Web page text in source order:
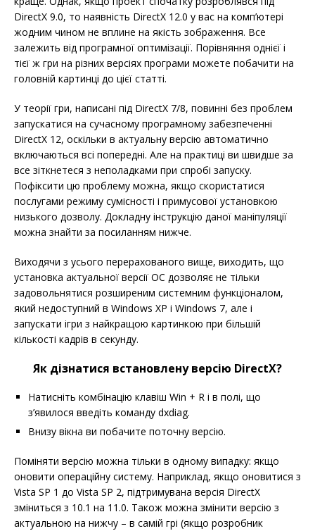
DirectX 9.0, то наявність DirectX 12.0 у вас на комп’ютері
жодним чином не вплине на якість зображення. Все
залежить від програмної оптимізації. Порівняння однієї і
тієї ж гри на різних версіях програми можете побачити на
головній картинці до цієї статті.
У теорії гри, написані під DirectX 7/8, повинні без проблем
запускатися на сучасному програмному забезпеченні
DirectX 12, оскільки в актуальну версію автоматично
включаються всі попередні. Але на практиці ви швидше за
все зіткнетеся з неполадками при спробі запуску.
Пофіксити цю проблему можна, якщо скористатися
послугами режиму сумісності і примусової установкою
низького дозволу. Докладну інструкцію даної маніпуляції
можна знайти за посиланням нижче.
Виходячи з усього перерахованого вище, виходить, що
установка актуальної версії ОС дозволяє не тільки
задовольнятися розширеним системним функціоналом,
який недоступний в Windows XP і Windows 7, але і
запускати ігри з найкращою картинкою при більшій
кількості кадрів в секунду.
Як дізнатися встановлену версію DirectX?
Натисніть комбінацію клавіш Win + R і в полі, що
з’явилося введіть команду dxdiag.
Внизу вікна ви побачите поточну версію.
Поміняти версію можна тільки в одному випадку: якщо
оновити операційну систему. Наприклад, якщо оновитися з
Vista SP 1 до Vista SP 2, підтримувана версія DirectX
зміниться з 10.1 на 11.0. Також можна змінити версію з
актуальною на нижчу – в самій грі (якщо розробник